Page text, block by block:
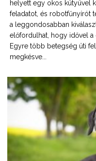
helyett egy okos kütyüvel
feladatot, és robotfűnyírót
a leggondosabban
előfordulhat, hogy idővel
Egyre több betegség üti
megkésve...